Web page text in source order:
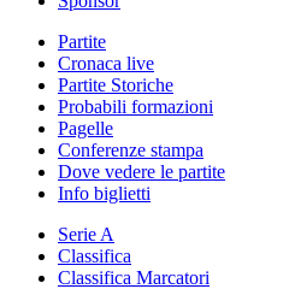
Partite
Cronaca live
Partite Storiche
Probabili formazioni
Pagelle
Conferenze stampa
Dove vedere le partite
Info biglietti
Serie A
Classifica
Classifica Marcatori